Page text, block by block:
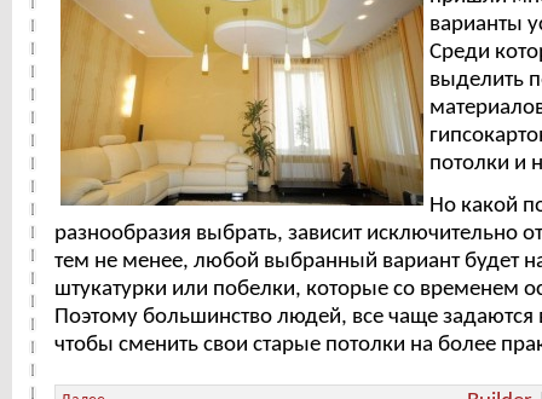
варианты
Среди
выделить
потолки и
Но какой
разнообразия выбрать, зависит исключительно
тем не менее, любой выбранный вариант будет
штукатурки или побелки, которые со временем
Поэтому большинство людей, все чаще
чтобы сменить свои старые потолки на более